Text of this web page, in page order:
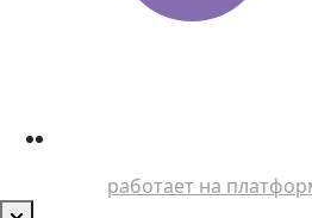
работает на